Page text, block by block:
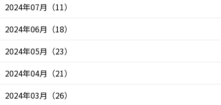
2024年07月 （11）
2024年06月 （18）
2024年05月 （23）
2024年04月 （21）
2024年03月 （26）